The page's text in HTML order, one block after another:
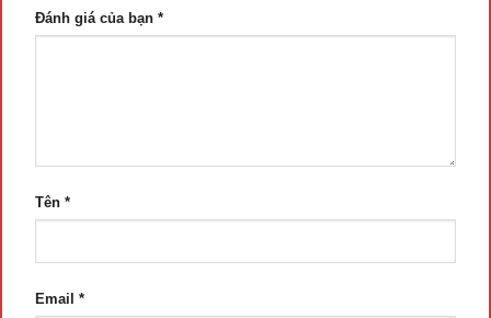
Đánh giá của bạn *
Tên *
Email *